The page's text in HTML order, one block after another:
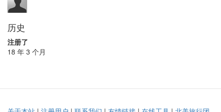
历史
注册了
18 年 3 个月